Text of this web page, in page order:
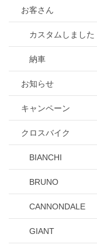
お客さん
カスタムしました
納車
お知らせ
キャンペーン
クロスバイク
BIANCHI
BRUNO
CANNONDALE
GIANT